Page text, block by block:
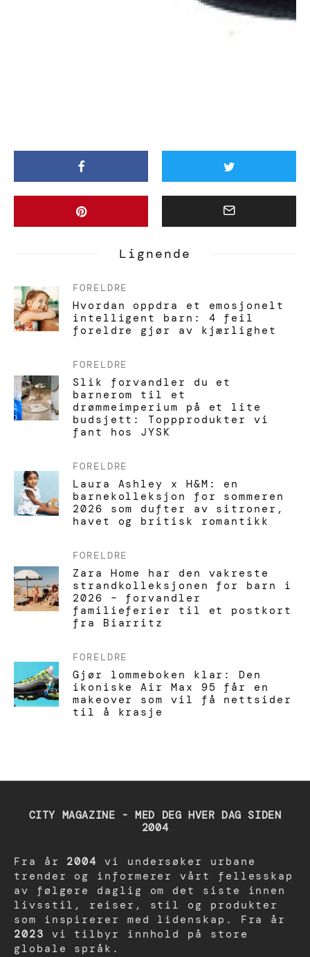
Lignende
FORELDRE
Hvordan oppdra et emosjonelt
intelligent barn: 4 feil
foreldre gjør av kjærlighet
FORELDRE
Slik forvandler du et
barnerom til et
drømmeimperium på et lite
budsjett: Toppprodukter vi
fant hos JYSK
FORELDRE
Laura Ashley x H&M: en
barnekolleksjon for sommeren
2026 som dufter av sitroner,
havet og britisk romantikk
FORELDRE
Zara Home har den vakreste
strandkolleksjonen for barn i
2026 – forvandler
familieferier til et postkort
fra Biarritz
FORELDRE
Gjør lommeboken klar: Den
ikoniske Air Max 95 får en
makeover som vil få nettsider
til å krasje
CITY MAGAZINE - MED DEG HVER DAG SIDEN
2004
Fra år 2004 vi undersøker urbane
trender og informerer vårt fellesskap
av følgere daglig om det siste innen
livsstil, reiser, stil og produkter
som inspirerer med lidenskap. Fra år
2023 vi tilbyr innhold på store
globale språk.